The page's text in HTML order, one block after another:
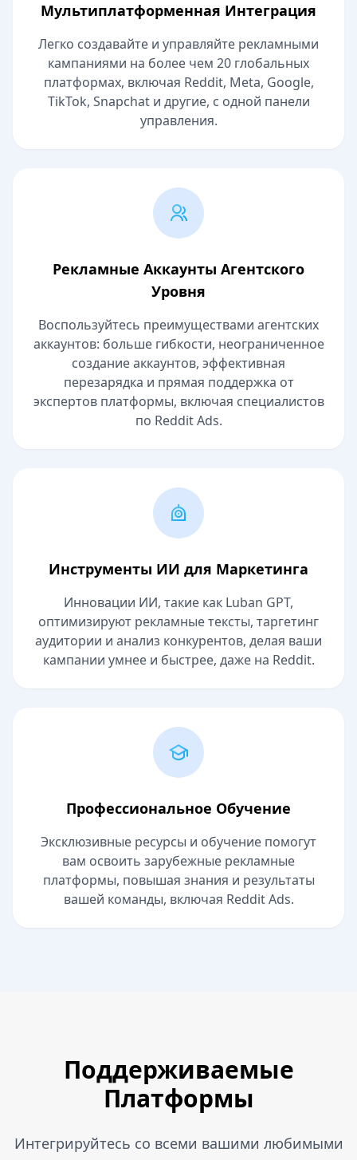
Мультиплатформенная Интеграция
Легко создавайте и управляйте рекламными
кампаниями на более чем 20 глобальных
платформах, включая Reddit, Meta, Google,
TikTok, Snapchat и другие, с одной панели
управления.
Рекламные Аккаунты Агентского
Уровня
Воспользуйтесь преимуществами агентских
аккаунтов: больше гибкости, неограниченное
создание аккаунтов, эффективная
перезарядка и прямая поддержка от
экспертов платформы, включая специалистов
по Reddit Ads.
Инструменты ИИ для Маркетинга
Инновации ИИ, такие как Luban GPT,
оптимизируют рекламные тексты, таргетинг
аудитории и анализ конкурентов, делая ваши
кампании умнее и быстрее, даже на Reddit.
Профессиональное Обучение
Эксклюзивные ресурсы и обучение помогут
вам освоить зарубежные рекламные
платформы, повышая знания и результаты
вашей команды, включая Reddit Ads.
Поддерживаемые
Платформы
Интегрируйтесь со всеми вашими любимыми